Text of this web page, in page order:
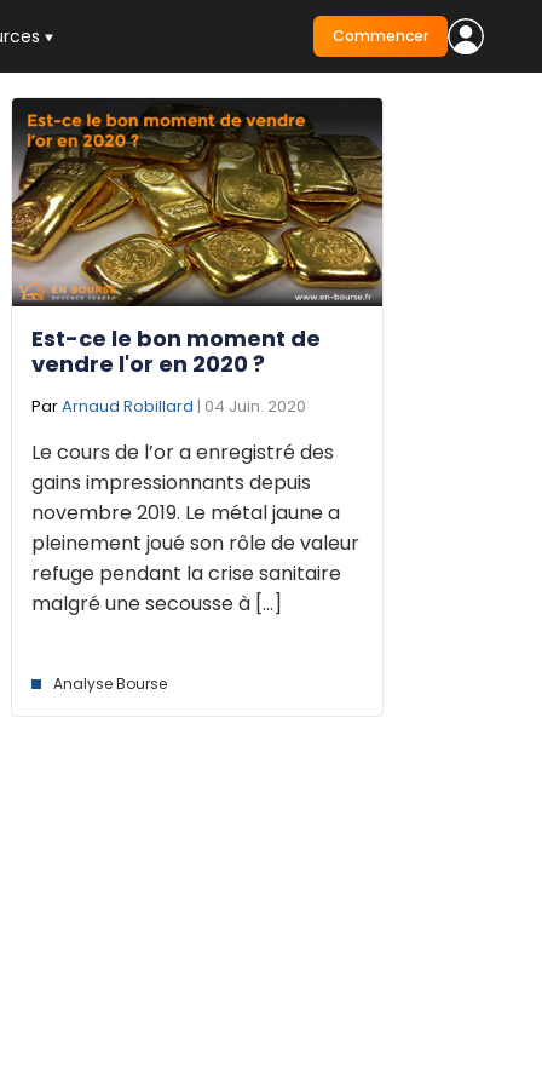
Commencer
Est-ce le bon moment de
vendre l'or en 2020 ?
ParArnaud Robillard | 04 Juin. 2020
Le cours de l’or a enregistré des
gains impressionnants depuis
novembre 2019. Le métal jaune a
pleinement joué son rôle de valeur
refuge pendant la crise sanitaire
malgré une secousse à [...]
Analyse Bourse